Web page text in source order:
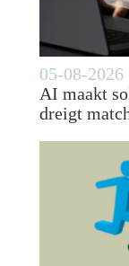
05-08-2026
AI maakt
dreigt